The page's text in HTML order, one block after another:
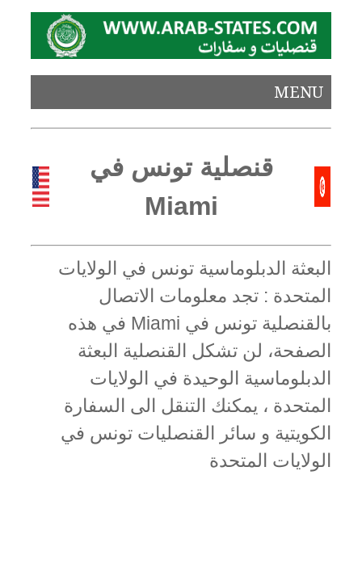
MENU
قنصلية تونس في
Miami
البعثة الدبلوماسية تونس في الولايات
المتحدة : تجد معلومات الاتصال
بالقنصلية تونس في Miami في هذه
الصفحة، لن تشكل القنصلية البعثة
الدبلوماسية الوحيدة في الولايات
المتحدة ، يمكنك التنقل الى السفارة
الكويتية و سائر القنصليات تونس في
الولايات المتحدة